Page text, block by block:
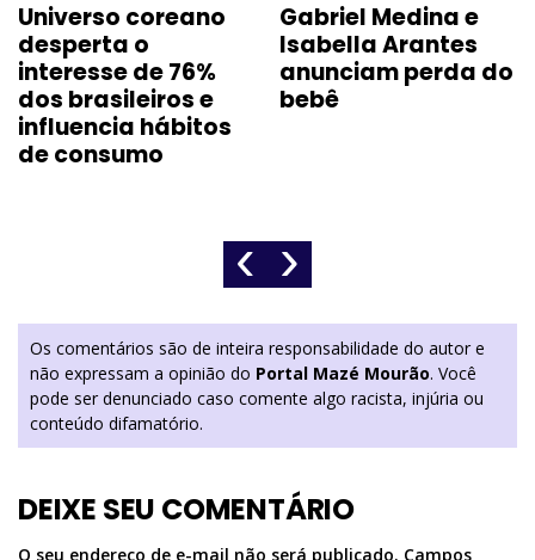
Universo coreano
desperta o
interesse de 76%
dos brasileiros e
influencia hábitos
de consumo
Gabriel Medina e
Isabella Arantes
anunciam perda do
bebê
‹ ›
Os comentários são de inteira responsabilidade do autor e
não expressam a opinião do Portal Mazé Mourão. Você
pode ser denunciado caso comente algo racista, injúria ou
conteúdo difamatório.
DEIXE SEU COMENTÁRIO
O seu endereço de e-mail não será publicado. Campos